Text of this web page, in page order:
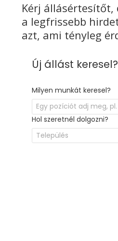
Kérj állásértesítőt,
a legfrissebb
azt, ami tényleg